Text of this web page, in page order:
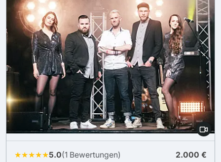
★★★★★5.0(1 Bewertungen) 2.000 €